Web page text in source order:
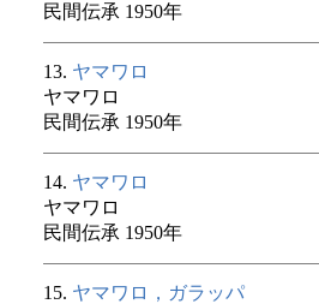
民間伝承 1950年
13. ヤマワロ
ヤマワロ
民間伝承 1950年
14. ヤマワロ
ヤマワロ
民間伝承 1950年
15. ヤマワロ，ガラッパ